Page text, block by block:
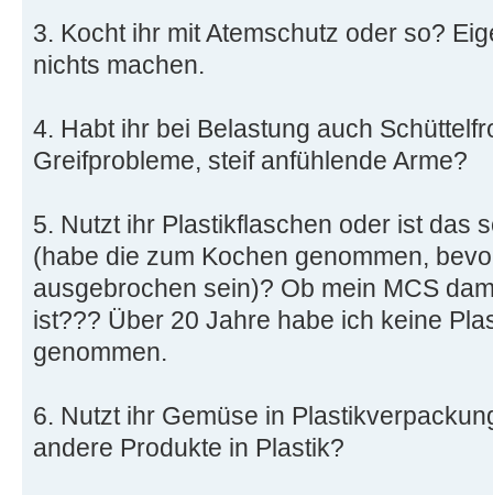
3. Kocht ihr mit Atemschutz oder so?
nichts machen.
4. Habt ihr bei Belastung auch
Greifprobleme, steif anfühlende Arme?
5. Nutzt ihr Plastikflaschen oder ist das
(habe die zum Kochen genommen,
ausgebrochen sein)? Ob mein MCS
ist??? Über 20 Jahre habe ich keine
genommen.
6. Nutzt ihr Gemüse in
andere Produkte in Plastik?